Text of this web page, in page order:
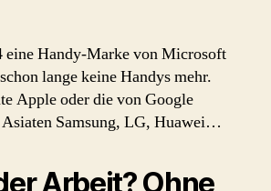
eine Handy-Marke von Microsoft
lange keine Handys mehr.
Apple oder die von Google
Asiaten Samsung, LG, Huawei…
Arbeit? Ohne